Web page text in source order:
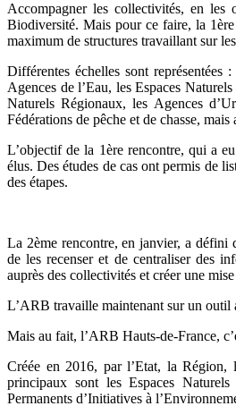
Accompagner les collectivités, en les
Biodiversité. Mais pour ce faire, la
maximum de structures travaillant sur
Différentes échelles sont
Agences de l’Eau, les Espaces
Naturels Régionaux, les Agences
Fédérations de pêche et de chasse,
L’objectif de la 1ère rencontre, qui a
élus. Des études de cas ont permis de
des étapes.
La 2ème rencontre, en janvier, a défini
de les recenser et de centraliser des
auprès des collectivités et créer une mise
L’ARB travaille maintenant sur un outil
Mais au fait, l’ARB Hauts-de-France,
Créée en 2016, par l’Etat, la Région,
principaux sont les Espaces
Permanents d’Initiatives à